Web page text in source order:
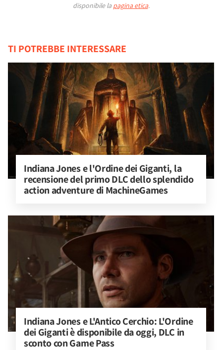
disponibile la pagina etica.
TI POTREBBE INTERESSARE
Indiana Jones e l'Ordine dei Giganti, la
recensione del primo DLC dello splendido
action adventure di MachineGames
Indiana Jones e L'Antico Cerchio: L'Ordine
dei Giganti è disponibile da oggi, DLC in
sconto con Game Pass